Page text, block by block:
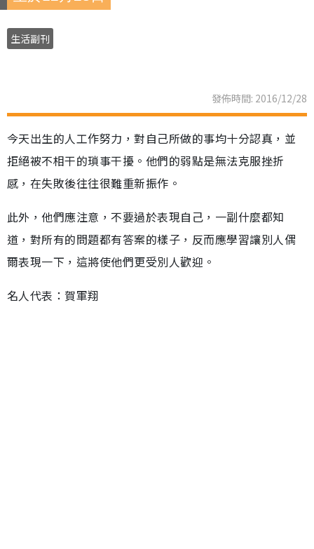
生活副刊
發佈時間: 2016/12/28
今天出生的人工作努力，對自己所做的事均十分認真，並
拒絕被不相干的瑣事干擾。他們的弱點是無法克服挫折
感，在失敗後往往很難重新振作。
此外，他們應注意，不要過於表現自己，一副什麼都知
道，對所有的問題都有答案的樣子，反而應學習讓別人偶
爾表現一下，這將使他們更受別人歡迎。
名人代表：賀軍翔